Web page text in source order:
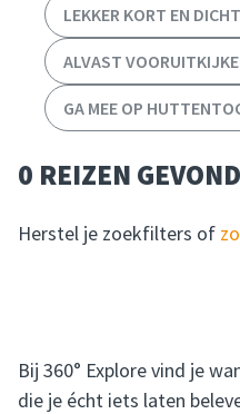
LEKKER KORT EN
ALVAST
GA MEE OP
0 REIZEN
Herstel je zoekfilters of
Bij 360° Explore vind je
die je écht iets laten